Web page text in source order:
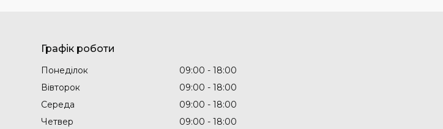
Графік роботи
Понеділок 09:00
18:00
Вівторок
09:00
18:00
Середа
09:00
18:00
Четвер
09:00 18:00